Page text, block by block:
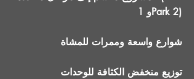
1 وPark 2)
شوارع واسعة وممرات للمشاة
توزيع منخفض الكثافة للوحدات